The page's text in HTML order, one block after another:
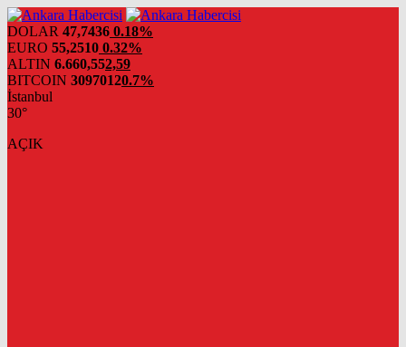
DOLAR 47,7436 0.18%
EURO 55,2510 0.32%
ALTIN 6.660,552,59
BITCOIN 30970120.7%
İstanbul
30°
AÇIK